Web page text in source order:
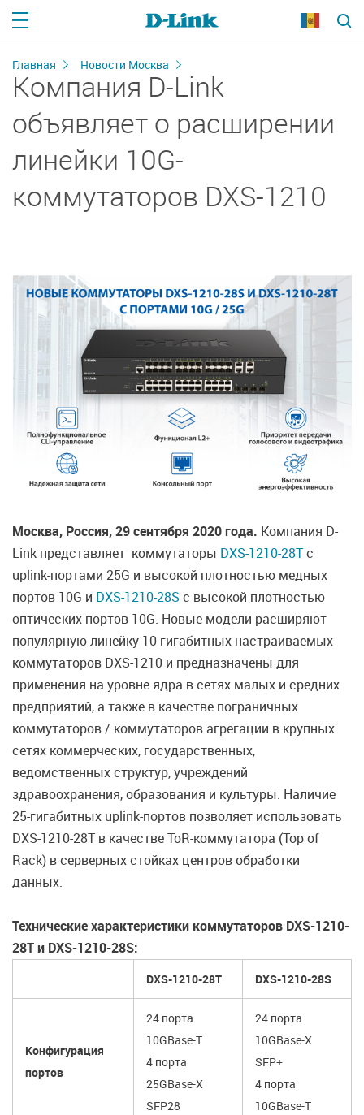
Главная Новости Москва
Компания D-Link
объявляет о расширении
линейки 10G-
коммутаторов DXS-1210
Москва, Россия, 29 сентября 2020 года. Компания D-
Link представляет коммутаторы DXS-1210-28Tс
uplink-портами 25G и высокой плотностью медных
портов 10G и DXS-1210-28S с высокой плотностью
оптических портов 10G. Новые модели расширяют
популярную линейку 10-гигабитных настраиваемых
коммутаторов DXS-1210 и предназначены для
применения на уровне ядра в сетях малых и средних
предприятий, а также в качестве пограничных
коммутаторов / коммутаторов агрегации в крупных
сетях коммерческих, государственных,
ведомственных структур, учреждений
здравоохранения, образования и культуры. Наличие
25-гигабитных uplink-портов позволяет использовать
DXS-1210-28T в качестве ToR-коммутатора (Top of
Rack) в серверных стойках центров обработки
данных.
Технические характеристики коммутаторов DXS-1210-
28T и DXS-1210-28S:
DXS-1210-28T DXS-1210-28S
Конфигурация
портов
24 порта
10GBase-T
4 порта
25GBase-X
SFP28
24 порта
10GBase-X
SFP+
4 порта
10GBase-T